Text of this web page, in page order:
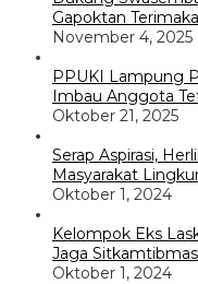
Gapoktan
November 4, 2025
PPUKI Lampung
Imbau Anggota
Oktober 21, 2025
Serap Aspirasi,
Masyarakat
Oktober 1, 2024
Kelompok Eks
Jaga
Oktober 1, 2024